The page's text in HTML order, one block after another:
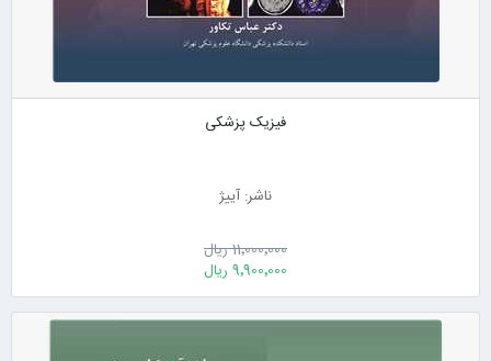
فیزیک پزشکی
ناشر: آییژ
11٬000٬000 ریال
9٬900٬000 ریال